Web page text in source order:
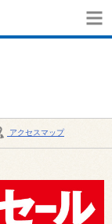
アクセスマップ